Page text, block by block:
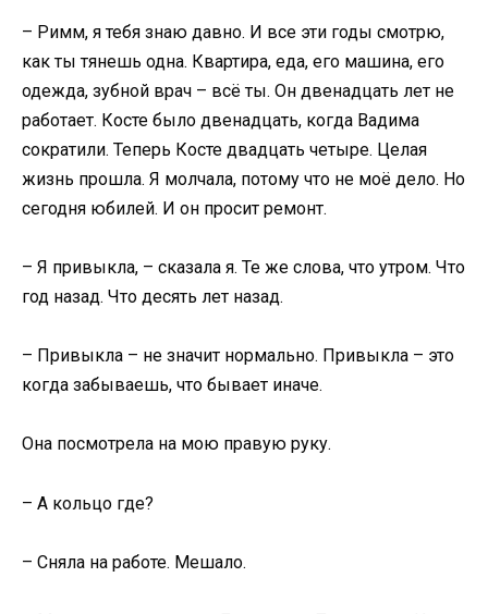
– Римм, я тебя знаю давно. И все эти годы смотрю,
как ты тянешь одна. Квартира, еда, его машина, его
одежда, зубной врач – всё ты. Он двенадцать лет не
работает. Косте было двенадцать, когда Вадима
сократили. Теперь Косте двадцать четыре. Целая
жизнь прошла. Я молчала, потому что не моё дело. Но
сегодня юбилей. И он просит ремонт.
– Я привыкла, – сказала я. Те же слова, что утром. Что
год назад. Что десять лет назад.
– Привыкла – не значит нормально. Привыкла – это
когда забываешь, что бывает иначе.
Она посмотрела на мою правую руку.
– А кольцо где?
– Сняла на работе. Мешало.